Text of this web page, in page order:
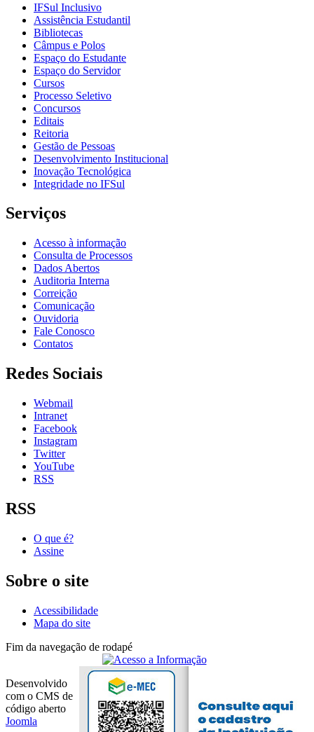
IFSul Inclusivo
Assistência Estudantil
Bibliotecas
Câmpus e Polos
Espaço do Estudante
Espaço do Servidor
Cursos
Processo Seletivo
Concursos
Editais
Reitoria
Gestão de Pessoas
Desenvolvimento Institucional
Inovação Tecnológica
Integridade no IFSul
Serviços
Acesso à informação
Consulta de Processos
Dados Abertos
Auditoria Interna
Correição
Comunicação
Ouvidoria
Fale Conosco
Contatos
Redes Sociais
Webmail
Intranet
Facebook
Instagram
Twitter
YouTube
RSS
RSS
O que é?
Assine
Sobre o site
Acessibilidade
Mapa do site
Fim da navegação de rodapé
Desenvolvido
com o CMS de
código aberto
Joomla